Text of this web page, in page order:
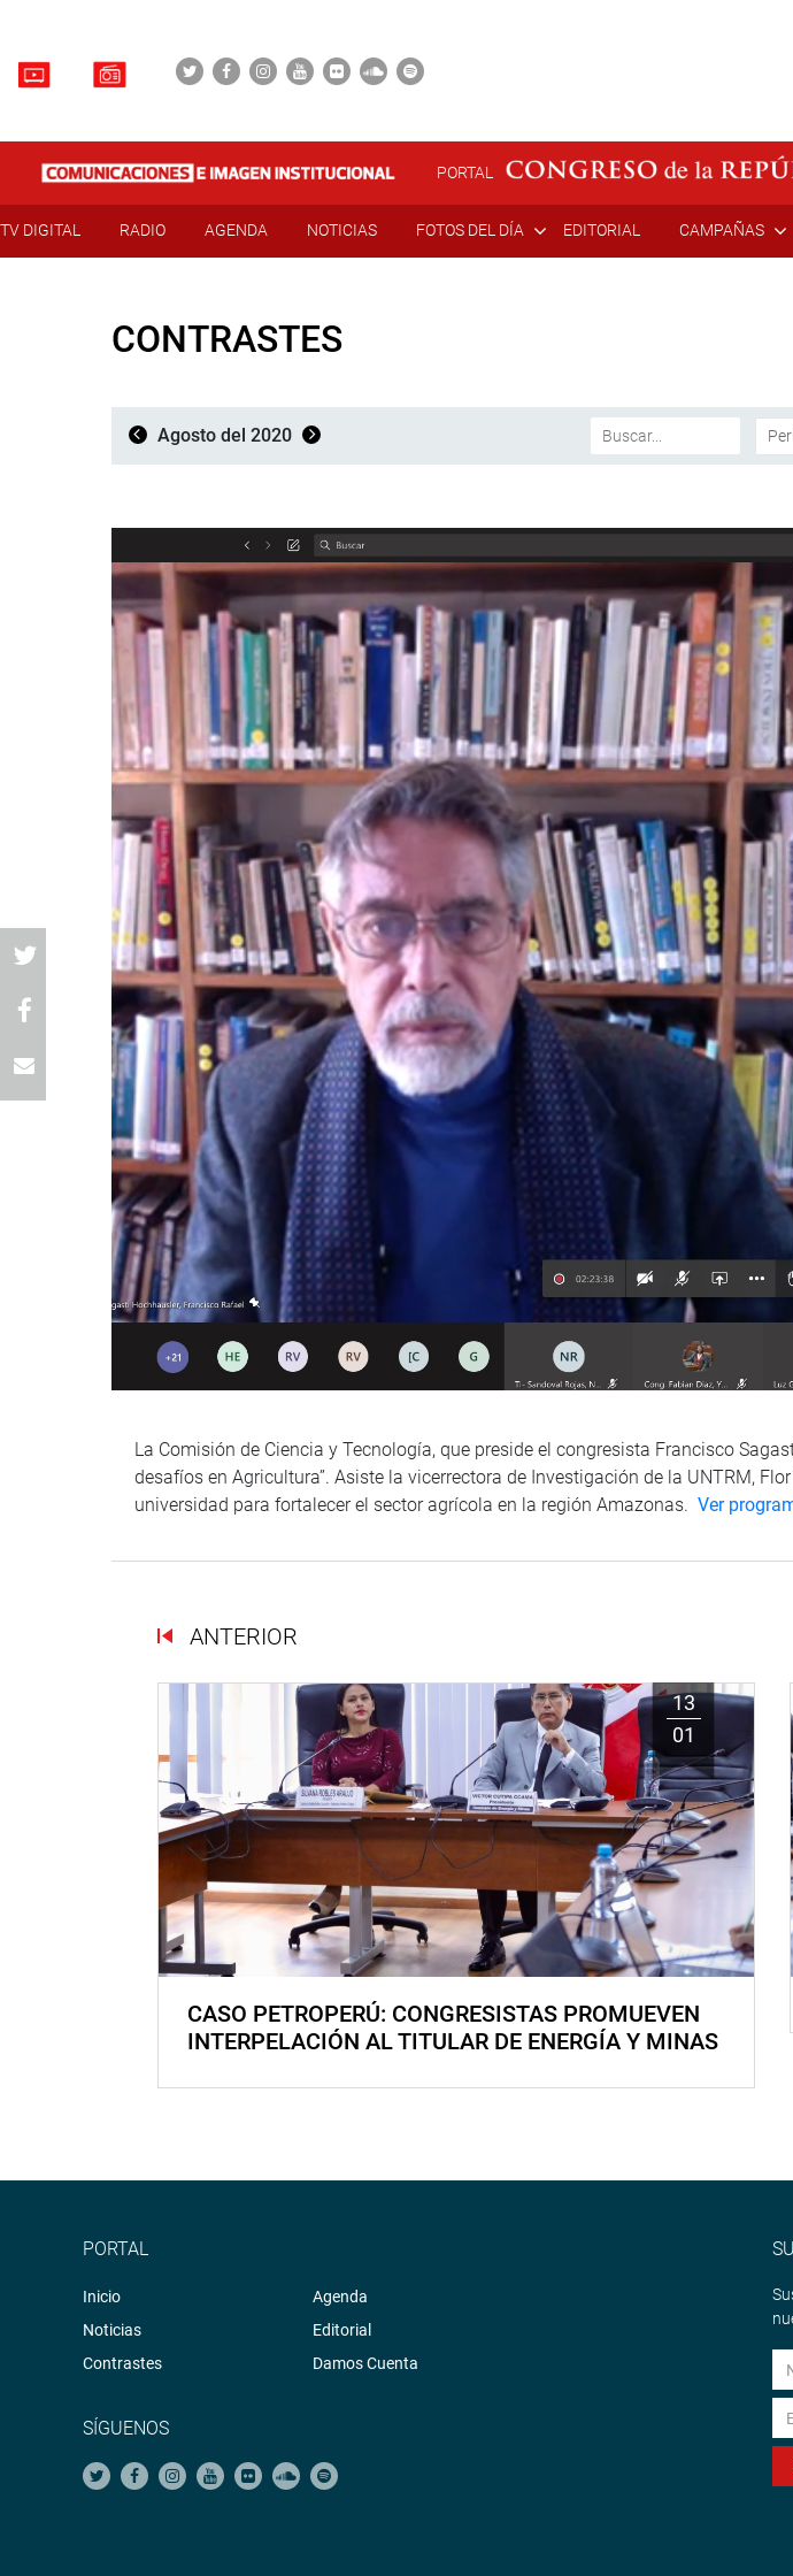
PORTAL
TV DIGITAL RADIO AGENDA NOTICIAS FOTOS DEL DÍA EDITORIAL CAMPAÑAS
CONTRASTES
Agosto del 2020
La Comisión de Ciencia y Tecnología, que preside el congresista Francisco
desafíos en Agricultura”. Asiste la vicerrectora de Investigación de la UNTRM,
universidad para fortalecer el sector agrícola en la región Amazonas. Ver
ANTERIOR
13
01
CASO PETROPERÚ: CONGRESISTAS PROMUEVEN
INTERPELACIÓN AL TITULAR DE ENERGÍA Y MINAS
PORTAL
Inicio
Noticias
Contrastes
Agenda
Editorial
Damos Cuenta
SÍGUENOS